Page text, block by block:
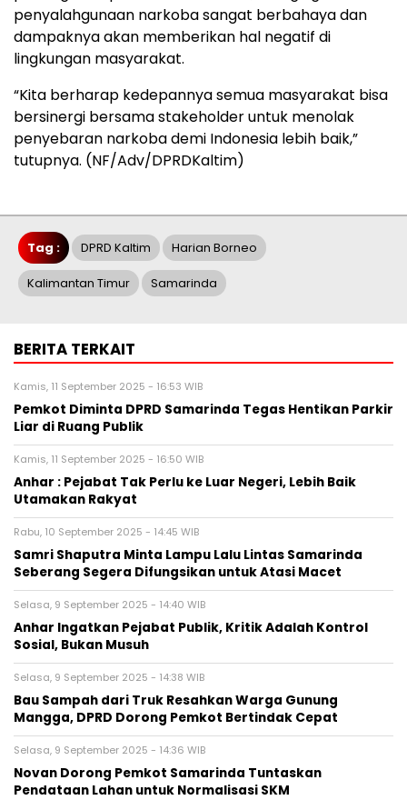
penyalahgunaan narkoba sangat berbahaya dan
dampaknya akan memberikan hal negatif di
lingkungan masyarakat.
“Kita berharap kedepannya semua masyarakat bisa
bersinergi bersama stakeholder untuk menolak
penyebaran narkoba demi Indonesia lebih baik,”
tutupnya. (NF/Adv/DPRDKaltim)
Tag : DPRD Kaltim Harian Borneo
Kalimantan Timur Samarinda
BERITA TERKAIT
Kamis, 11 September 2025 - 16:53 WIB
Pemkot Diminta DPRD Samarinda Tegas Hentikan Parkir
Liar di Ruang Publik
Kamis, 11 September 2025 - 16:50 WIB
Anhar : Pejabat Tak Perlu ke Luar Negeri, Lebih Baik
Utamakan Rakyat
Rabu, 10 September 2025 - 14:45 WIB
Samri Shaputra Minta Lampu Lalu Lintas Samarinda
Seberang Segera Difungsikan untuk Atasi Macet
Selasa, 9 September 2025 - 14:40 WIB
Anhar Ingatkan Pejabat Publik, Kritik Adalah Kontrol
Sosial, Bukan Musuh
Selasa, 9 September 2025 - 14:38 WIB
Bau Sampah dari Truk Resahkan Warga Gunung
Mangga, DPRD Dorong Pemkot Bertindak Cepat
Selasa, 9 September 2025 - 14:36 WIB
Novan Dorong Pemkot Samarinda Tuntaskan
Pendataan Lahan untuk Normalisasi SKM